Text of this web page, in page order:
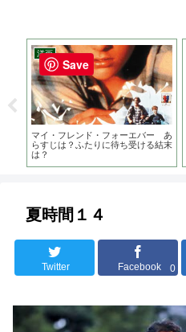
洋画
マイ・フレンド・フォーエバー あ
らすじは？ふたりに待ち受ける結末
は？
夏時間１４
Twitter Facebook 0
Save